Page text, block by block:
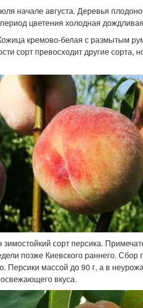
начале августа. Деревья
цветения холодная
кремово-белая с размытым
сорт превосходит другие сорта,
сорт персика.
позже Киевского раннего.
Персики массой до 90 г, а в
вкуса.